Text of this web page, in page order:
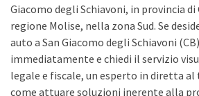
Giacomo degli Schiavoni, in provincia
regione Molise, nella zona Sud. Se
auto a San Giacomo degli Schiavoni
immediatamente e chiedi il servizio
legale e fiscale, un esperto in diretta
come attuare soluzioni inerente alla